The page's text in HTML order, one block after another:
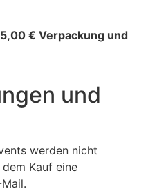
5,00 € Verpackung und
und
werden nicht
Kauf eine